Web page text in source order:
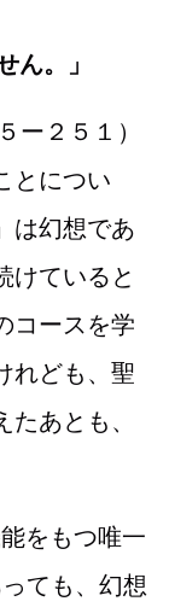
。」
２５１）
とについ
は幻想であ
けていると
コースを学
れども、聖
あとも、
をもつ唯一
ても、幻想